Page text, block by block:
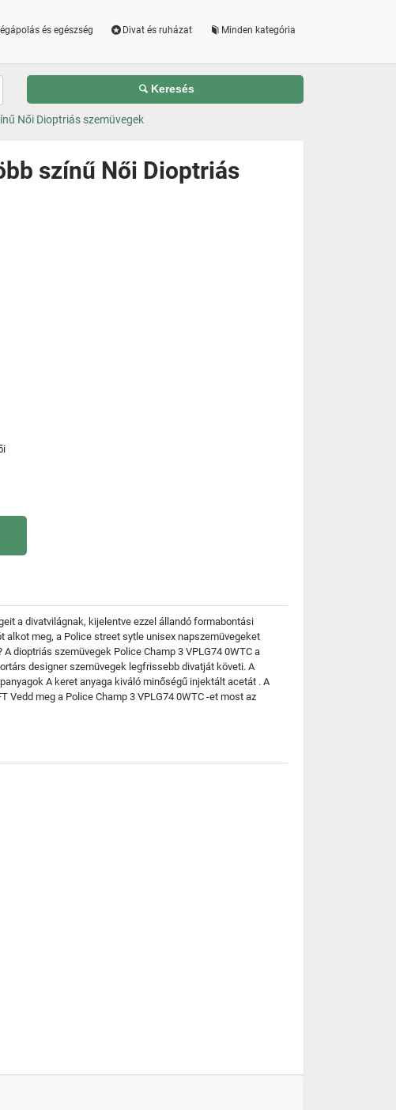
és egészség Divat és ruházat Minden kategória
Keresés
Női Dioptriás szemüvegek
színű Női Dioptriás
a divatvilágnak, kijelentve ezzel állandó formabontási
alkot meg, a Police street sytle unisex napszemüvegeket
dioptriás szemüvegek Police Champ 3 VPLG74 0WTC a
designer szemüvegek legfrissebb divatját követi. A
A keret anyaga kiváló minőségű injektált acetát . A
meg a Police Champ 3 VPLG74 0WTC -et most az